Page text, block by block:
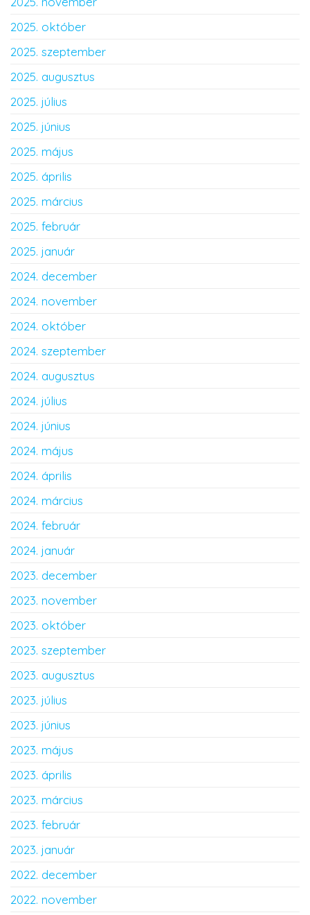
2025. október
2025. szeptember
2025. augusztus
2025. július
2025. június
2025. május
2025. április
2025. március
2025. február
2025. január
2024. december
2024. november
2024. október
2024. szeptember
2024. augusztus
2024. július
2024. június
2024. május
2024. április
2024. március
2024. február
2024. január
2023. december
2023. november
2023. október
2023. szeptember
2023. augusztus
2023. július
2023. június
2023. május
2023. április
2023. március
2023. február
2023. január
2022. december
2022. november